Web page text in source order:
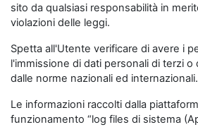
sito da qualsiasi responsabilità in
violazioni delle leggi.
Spetta all'Utente verificare di avere i
l'immissione di dati personali di terzi
dalle norme nazionali ed internazionali.
Le informazioni raccolti dalla
funzionamento “log files di sistema